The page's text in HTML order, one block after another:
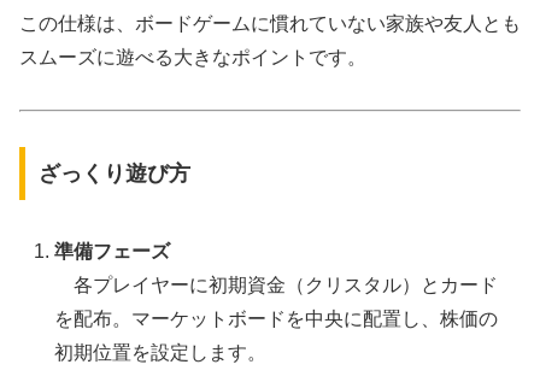
この仕様は、ボードゲームに慣れていない家族や友人とも
スムーズに遊べる大きなポイントです。
ざっくり遊び方
準備フェーズ
各プレイヤーに初期資金（クリスタル）とカード
を配布。マーケットボードを中央に配置し、株価の
初期位置を設定します。